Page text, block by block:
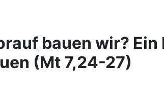
bauen wir? Ein
(Mt 7,24-27)